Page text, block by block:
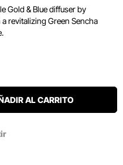
Gold & Blue diffuser by
revitalizing Green Sencha
AL CARRITO